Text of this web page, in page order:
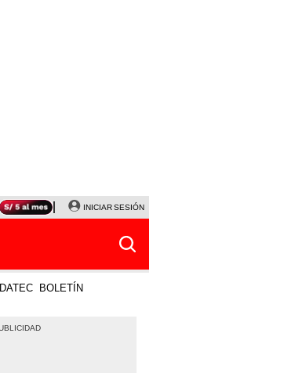
NALDY SALDAÑA LA BELLA LUZ
INICIAR SESIÓN
DATEC BOLETÍN